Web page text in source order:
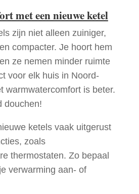
met een nieuwe ketel
zijn niet alleen zuiniger,
compacter. Je hoort hem
ze nemen minder ruimte
voor elk huis in Noord-
warmwatercomfort is beter.
douchen!
ketels vaak uitgerust
zoals
thermostaten. Zo bepaal
verwarming aan- of